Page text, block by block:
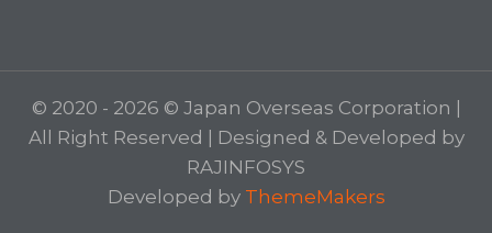
© 2020 - 2026 © Japan Overseas Corporation |
All Right Reserved | Designed & Developed by
RAJINFOSYS
Developed by ThemeMakers